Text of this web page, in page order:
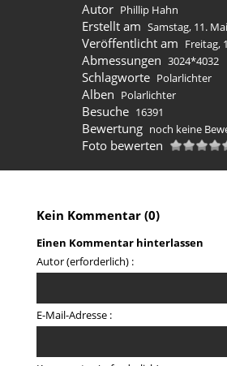
Autor Phillip Hahn
Erstellt am Samstag, 11.
Veröffentlicht am Freitag,
Abmessungen 3024*4032
Schlagworte Polarlichter
Alben Polarlichter
Besuche 16391
Bewertung noch keine
Foto bewerten
Kein Kommentar (0)
Einen Kommentar hinterlassen
Autor (erforderlich) :
E-Mail-Adresse :